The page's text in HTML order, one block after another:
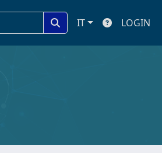
IT LOGIN